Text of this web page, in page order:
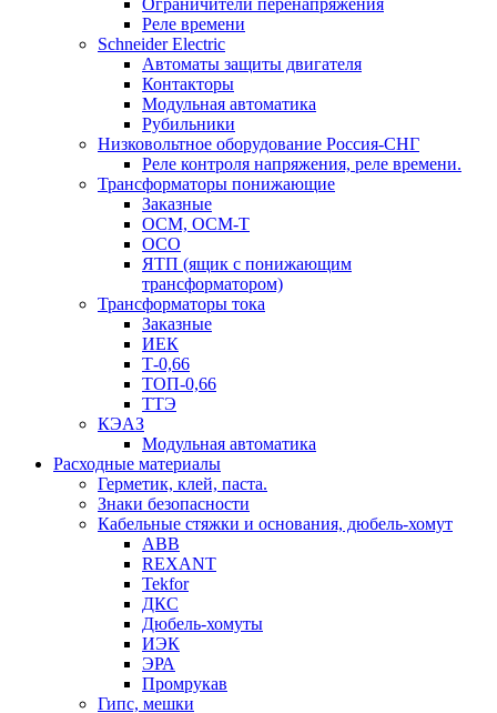
Реле времени
Schneider Electric
Автоматы защиты двигателя
Контакторы
Модульная автоматика
Рубильники
Низковольтное оборудование Россия-СНГ
Реле контроля напряжения, реле времени.
Трансформаторы понижающие
Заказные
ОСМ, ОСМ-Т
ОСО
ЯТП (ящик с понижающим
трансформатором)
Трансформаторы тока
Заказные
ИЕК
Т-0,66
ТОП-0,66
ТТЭ
КЭАЗ
Модульная автоматика
Расходные материалы
Герметик, клей, паста.
Знаки безопасности
Кабельные стяжки и основания, дюбель-хомут
ABB
REXANT
Tekfor
ДКС
Дюбель-хомуты
ИЭК
ЭРА
Промрукав
Гипс, мешки